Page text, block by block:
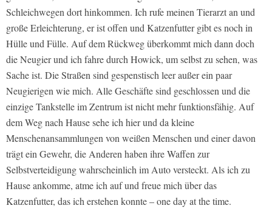
Schleichwegen dort hinkommen. Ich rufe meinen Tierarzt an und
große Erleichterung, er ist offen und Katzenfutter gibt es noch in
Hülle und Fülle. Auf dem Rückweg überkommt mich dann doch
die Neugier und ich fahre durch Howick, um selbst zu sehen, was
Sache ist. Die Straßen sind gespenstisch leer außer ein paar
Neugierigen wie mich. Alle Geschäfte sind geschlossen und die
einzige Tankstelle im Zentrum ist nicht mehr funktionsfähig. Auf
dem Weg nach Hause sehe ich hier und da kleine
Menschenansammlungen von weißen Menschen und einer davon
trägt ein Gewehr, die Anderen haben ihre Waffen zur
Selbstverteidigung wahrscheinlich im Auto versteckt. Als ich zu
Hause ankomme, atme ich auf und freue mich über das
Katzenfutter, das ich erstehen konnte – one day at the time.